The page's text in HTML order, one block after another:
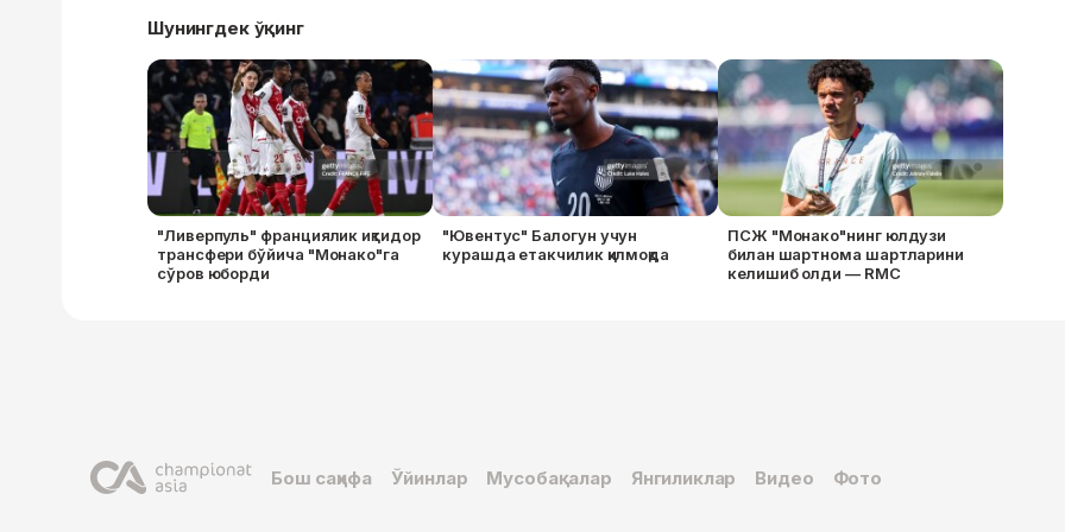
Шунингдек ўқинг
"Ливерпуль" франциялик иқтидор
трансфери бўйича "Монако"га
сўров юборди
"Ювентус" Балогун учун
курашда етакчилик қилмоқда
ПСЖ "Монако"нинг юлдузи
билан шартнома шартларини
келишиб олди — RMC
Бош саҳифа Ўйинлар Мусобақалар Янгиликлар Видео Фото